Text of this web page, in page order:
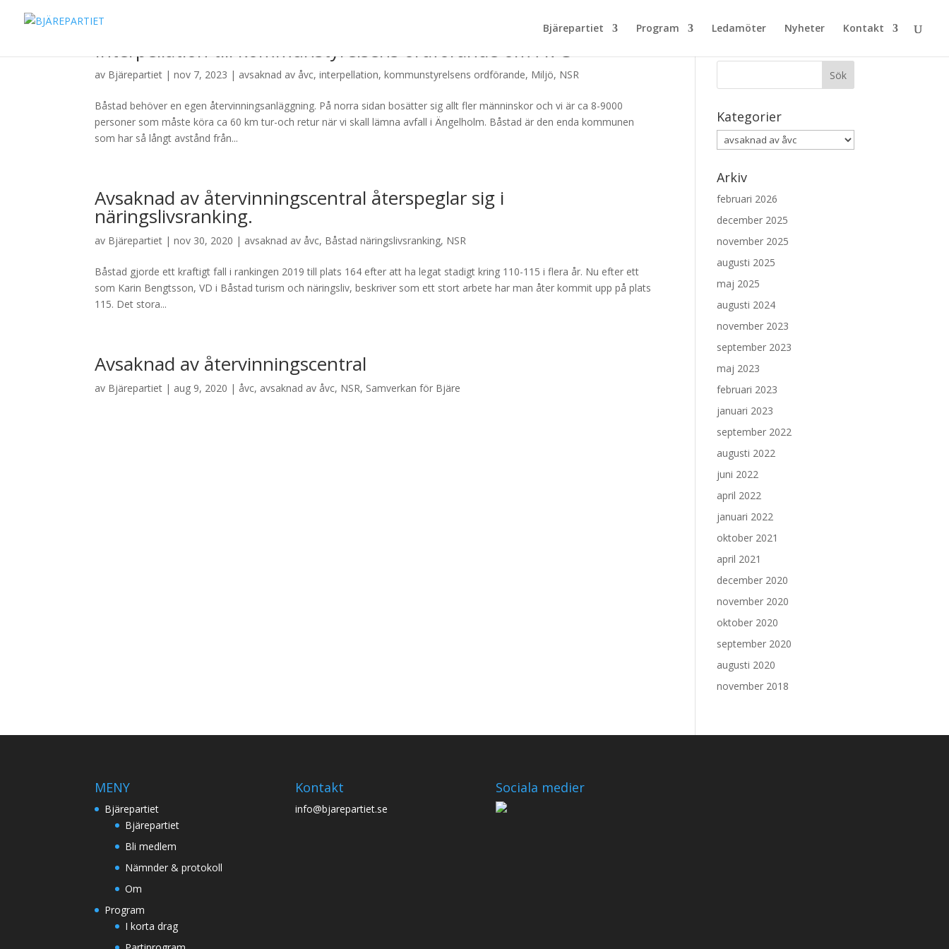
Bjärepartiet Program Ledamöter Nyheter Kontakt
Interpellation till kommunstyrelsens ordförande om ÅVC
av Bjärepartiet |nov 7, 2023 | avsaknad av åvc,interpellation,kommunstyrelsens ordförande, Miljö, NSR
Båstad behöver en egen återvinningsanläggning. På norra sidan bosätter sig allt fler männinskor och vi är ca 8-9000
personer som måste köra ca 60 km tur-och retur när vi skall lämna avfall i Ängelholm. Båstad är den enda kommunen
som har så långt avstånd från...
Avsaknad av återvinningscentral återspeglar sig i
näringslivsranking.
av Bjärepartiet |nov 30, 2020 | avsaknad av åvc, Båstad näringslivsranking, NSR
Båstad gjorde ett kraftigt fall i rankingen 2019 till plats 164 efter att ha legat stadigt kring 110-115 i flera år. Nu efter ett
som Karin Bengtsson, VD i Båstad turism och näringsliv, beskriver som ett stort arbete har man åter kommit upp på plats
115. Det stora...
Avsaknad av återvinningscentral
av Bjärepartiet | aug 9, 2020 | åvc, avsaknad av åvc, NSR, Samverkan för Bjäre
Kategorier
Kategorier
Arkiv
februari 2026
december 2025
november 2025
augusti 2025
maj 2025
augusti 2024
november 2023
september 2023
maj 2023
februari 2023
januari 2023
september 2022
augusti 2022
juni 2022
april 2022
januari 2022
oktober 2021
april 2021
december 2020
november 2020
oktober 2020
september 2020
augusti 2020
november 2018
MENY
Bjärepartiet
Bjärepartiet
Bli medlem
Nämnder & protokoll
Om
Program
I korta drag
Kontakt
info@bjarepartiet.se
Sociala medier